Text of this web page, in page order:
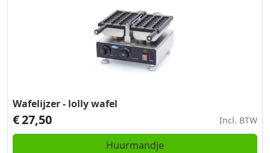
Wafelijzer - lolly wafel
€27,50 Incl. BTW
Huurmandje